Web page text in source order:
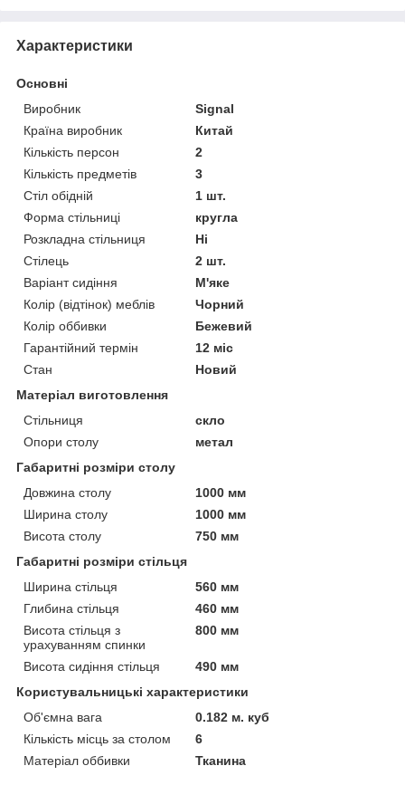
Характеристики
Основні
Виробник
Signal
Країна виробник
Китай
Кількість персон
2
Кількість предметів
3
Стіл обідній
1 шт.
Форма стільниці
кругла
Розкладна стільниця
Ні
Стілець
2 шт.
Варіант сидіння
М'яке
Колір (відтінок) меблів
Чорний
Колір оббивки
Бежевий
Гарантійний термін
12 міс
Стан
Новий
Матеріал виготовлення
Стільниця
скло
Опори столу
метал
Габаритні розміри столу
Довжина столу
1000 мм
Ширина столу
1000 мм
Висота столу
750 мм
Габаритні розміри стільця
Ширина стільця
560 мм
Глибина стільця
460 мм
Висота стільця з
урахуванням спинки
800 мм
Висота сидіння стільця
490 мм
Користувальницькі характеристики
Об'ємна вага
0.182 м. куб
Кількість місць за столом
6
Матеріал оббивки
Тканина